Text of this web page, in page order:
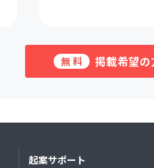
無料 掲載希望
起案サポート